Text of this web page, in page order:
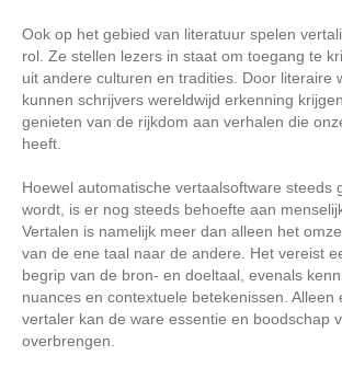
Ook op het gebied van literatuur spelen
rol. Ze stellen lezers in staat om toegang te
uit andere culturen en tradities. Door literaire
kunnen schrijvers wereldwijd erkenning
genieten van de rijkdom aan verhalen die
heeft.
Hoewel automatische vertaalsoftware steeds
wordt, is er nog steeds behoefte aan
Vertalen is namelijk meer dan alleen het
van de ene taal naar de andere. Het vereist
begrip van de bron- en doeltaal, evenals
nuances en contextuele betekenissen. Alleen
vertaler kan de ware essentie en boodschap
overbrengen.